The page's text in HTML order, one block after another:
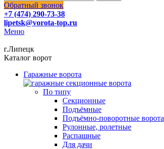
Обратный звонок
+7 (474) 290-73-38
lipetsk@vorota-top.ru
Меню
г.Липецк
Каталог ворот
Гаражные ворота
По типу
Секционные
Подъёмные
Подъёмно-поворотные ворота
Рулонные, ролетные
Распашные
Для дачи